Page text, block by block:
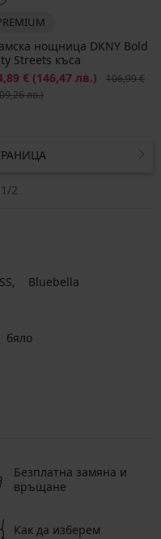
нощница DKNY Bold
Streets къса
€ (146,47 лв.)
106,99 €
лв.)
2
Bluebella
бяло
Безплатна замяна и
връщане
Как да изберем